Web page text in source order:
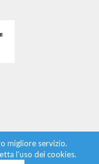
migliore servizio.
l’uso dei cookies.